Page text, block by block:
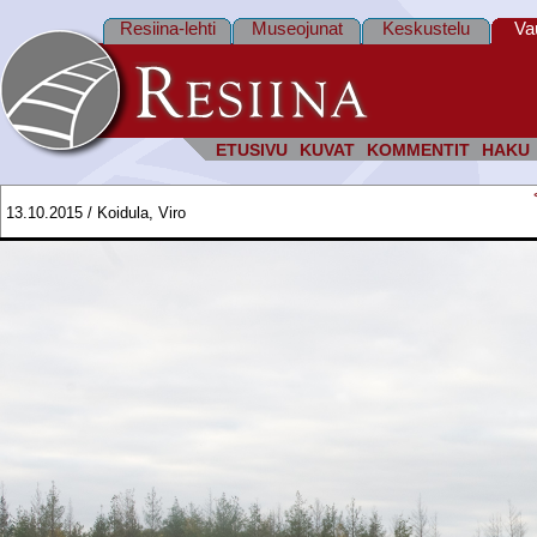
ETUSIVU KUVAT KOMMENTIT HAKU
Resiina-lehti Museojunat Keskustelu
13.10.2015 / Koidula, Viro